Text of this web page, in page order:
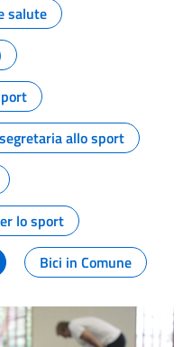
salute
allo sport
lo sport
Bici in Comune